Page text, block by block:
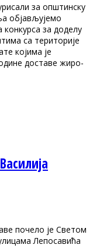
за општинску
објављујемо
конкурса за доделу
са територије
којима је
доставе жиро-
почело је Светом
Лепосавића